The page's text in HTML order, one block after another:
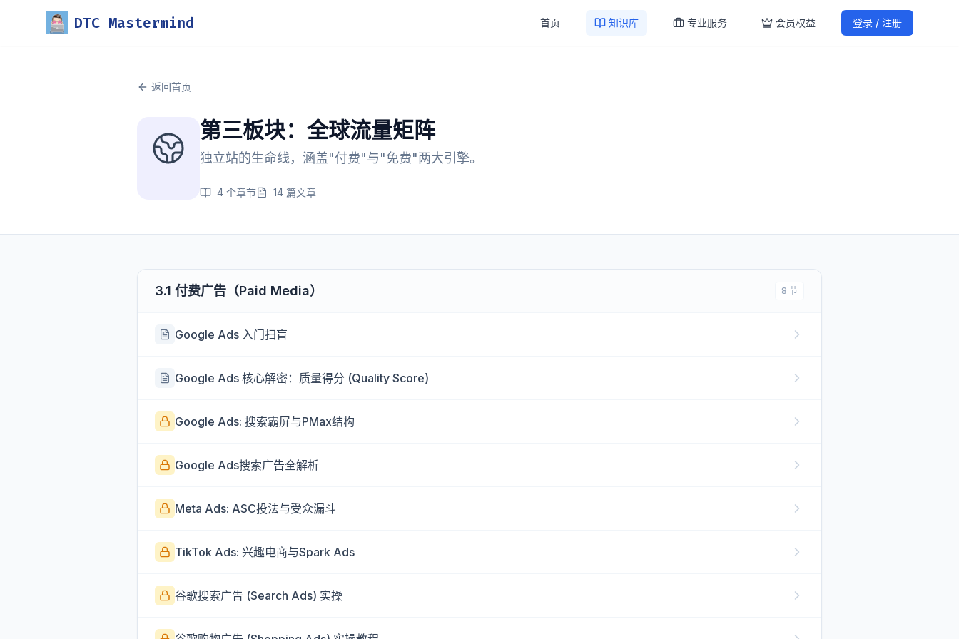
DTC Mastermind 首页 知识库 专业服务 会员权益 登录 / 注册
返回首页
第三板块：全球流量矩阵
独立站的生命线，涵盖"付费"与"免费"两大引擎。
4 个章节 14 篇文章
3.1 付费广告（Paid Media） 8 节
Google Ads 入门扫盲
Google Ads 核心解密：质量得分 (Quality Score)
Google Ads: 搜索霸屏与PMax结构
Google Ads搜索广告全解析
Meta Ads: ASC投法与受众漏斗
TikTok Ads: 兴趣电商与Spark Ads
谷歌搜索广告 (Search Ads) 实操